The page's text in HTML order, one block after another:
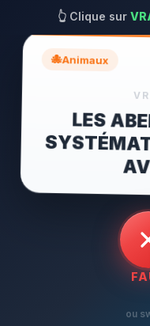
👆Clique sur
🐙Animaux
LES
ou